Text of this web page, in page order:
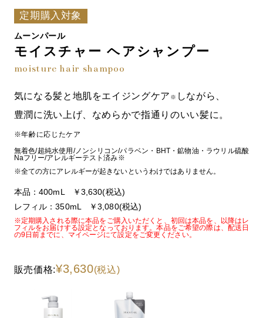
定期購入対象
ムーンパール
モイスチャー ヘアシャンプー
moisture hair shampoo
気になる髪と地肌をエイジングケア ※ しながら、
豊潤に洗い上げ、なめらかで指通りのいい髪に。
※年齢に応じたケア
無着色/超純水使用/ノンシリコン/パラベン・BHT・鉱物油・ラウリル硫酸
Naフリー/アレルギーテスト済み※
※全ての方にアレルギーが起きないというわけではありません。
本品：400mL ￥3,630(税込)
レフィル：350mL ￥3,080(税込)
※定期購入される際に本品をご購入いただくと、初回は本品を、以降はレ
フィルをお届けする設定となっております。本品をご希望の際は、配送日
の9日前までに、マイページにて設定をご変更ください。
販売価格:¥3,630(税込)